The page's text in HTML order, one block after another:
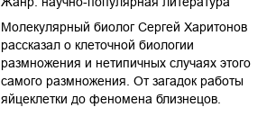
Молекулярный биолог Сергей Харитонов
рассказал о клеточной биологии
размножения и нетипичных случаях этого
самого размножения. От загадок работы
яйцеклетки до феномена близнецов.